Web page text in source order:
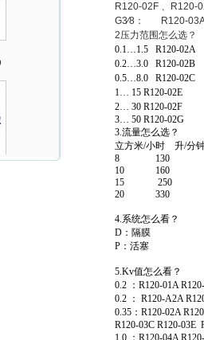
R120-02F 、
R120-
G3⁄8 ：
R120-
2压力范围怎么选？
0.1…1.5
R120-02A
0.2…3.0
R120-02B
0.5…8.0
R120-02C
1… 15 R120-02E
2… 30 R120-02F
3… 50 R120-02G
3.流量怎么选？
立方米/小时 升/分
8
130
10
160
15
250
20
330
4.系统怎么看？
D ：隔膜
P ：活塞
5.Kv值怎么看？
0.2 ： R120-01A
0.2 ： R120-A2A
0.35 ： R120-02A
R120-03C R120-03E
1.0 ： R120-04A